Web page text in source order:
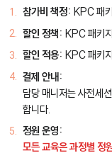
참가비 책정: KPC 패
할인 정책: KPC 패키
할인 적용: KPC 패키
결제 안내:
담당 매니저는 사전세
합니다.
정원 운영:
모든 교육은 과정별 정